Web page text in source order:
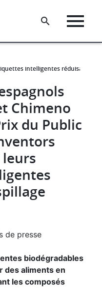
intelligentes réduisant le
Chimeno
du Public
leurs
de presse
biodégradables
des aliments en
les composés